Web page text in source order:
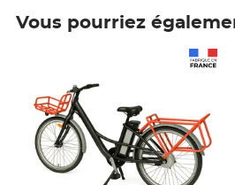
Vous pourriez